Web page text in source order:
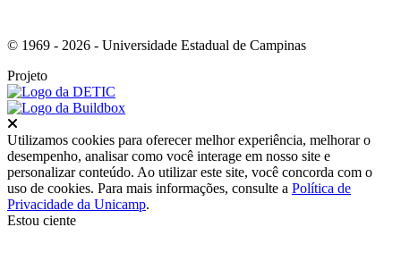
© 1969 - 2026 - Universidade Estadual de Campinas
Projeto
Utilizamos cookies para oferecer melhor experiência, melhorar o
desempenho, analisar como você interage em nosso site e
personalizar conteúdo. Ao utilizar este site, você concorda com o
uso de cookies. Para mais informações, consulte a Política de
Privacidade da Unicamp.
Estou ciente